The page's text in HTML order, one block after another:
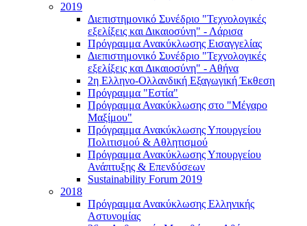
2019
Διεπιστημονικό Συνέδριο "Τεχνολογικές
εξελίξεις και Δικαιοσύνη" - Λάρισα
Πρόγραμμα Ανακύκλωσης Εισαγγελίας
Διεπιστημονικό Συνέδριο "Τεχνολογικές
εξελίξεις και Δικαιοσύνη" - Αθήνα
2η Ελληνο-Ολλανδική Εξαγωγική Έκθεση
Πρόγραμμα "Εστία"
Πρόγραμμα Ανακύκλωσης στο "Μέγαρο
Μαξίμου"
Πρόγραμμα Ανακύκλωσης Υπουργείου
Πολιτισμού & Αθλητισμού
Πρόγραμμα Ανακύκλωσης Υπουργείου
Ανάπτυξης & Επενδύσεων
Sustainability Forum 2019
2018
Πρόγραμμα Ανακύκλωσης Ελληνικής
Αστυνομίας